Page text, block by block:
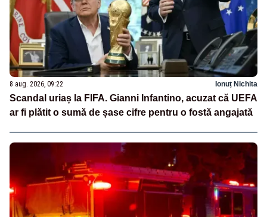
8 aug. 2026, 09:22 Ionuț Nichita
Scandal uriaș la FIFA. Gianni Infantino, acuzat că UEFA
ar fi plătit o sumă de șase cifre pentru o fostă angajată